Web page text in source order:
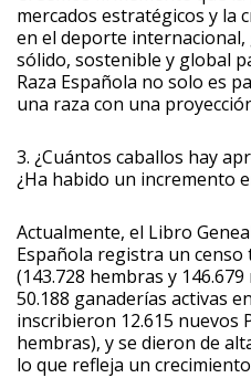
mercados estratégicos y la
en el deporte
sólido, sostenible y global
Raza Española no solo es
una raza con una
3. ¿Cuántos caballos hay
¿Ha habido un incremento
Actualmente, el Libro
Española registra un censo
(143.728 hembras y
50.188 ganaderías activas
inscribieron 12.615 nuevos
hembras), y se dieron de
lo que refleja un